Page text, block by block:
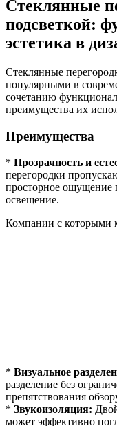
Стеклянные
подсветкой:
эстетика в
Стеклянные
популярными в
сочетанию
преимущества их
Преимущества
* Прозрачность и
перегородки
просторное ощущение
освещение.
Компании с которыми
* Визуальное
разделение без
препятствования
* Звукоизоляция:
может эффективно